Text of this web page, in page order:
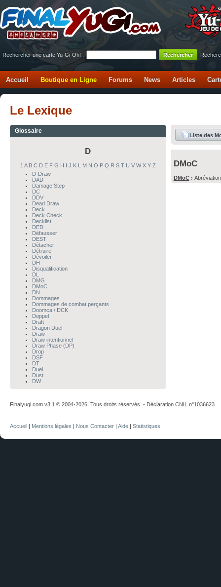
Rechercher une carte Yu-Gi-Oh! :
Accueil Boutique en Ligne Forums News Articles
Le Lexique
Glossaire
D
1 A B C D E F G H J K M N O P Q R S T U V W X Y Z
D-Draw
DAD
Damage Step
DC
DDV
Dead Draw
Deck
Deck Check
Decklist
DED
Défausser
DEST
Détacher
Détruire
Dévoiler
DH
Disqualification
DL
DMG
DMoC
DN
Dommages
Dommages de combat perçants
Doomca / DCK
Doppel
Draft
Dragon Duel
Draw
Draw intentionnel
Draw Phase (DP)
Drop
DSF
DT
Duel
Dust
DW
Liste des
DMoC
DMoC:
Finalyugi.com v3.1 © 2004-2026. Tous droits réservés. - Déclaration CNIL n°1036623
Accueil Mentions légales Nous Contacter Aide Statistiques